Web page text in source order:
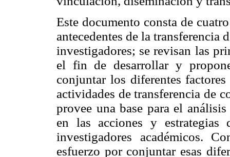
Este documento consta de
antecedentes de la
investigadores; se revisan las
el fin de desarrollar y
conjuntar los diferentes
actividades de transferencia de
provee una base para el
en las acciones y
investigadores académicos.
esfuerzo por conjuntar esas